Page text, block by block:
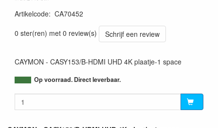
Artikelcode: CA70452
0 ster(ren) met 0 review(s)
Schrijf een review
CAYMON - CASY153/B-HDMI UHD 4K plaatje-1 space
Op voorraad. Direct leverbaar.